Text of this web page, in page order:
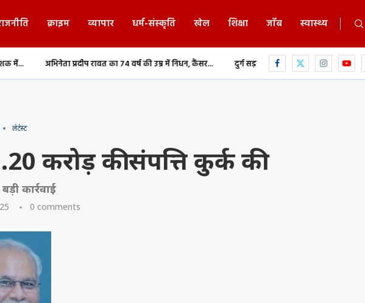
क्राइम व्यापार धर्म-संस्कृति खेल शिक्षा जॉब स्वास्थ्य
रावत का 74 वर्ष की उम्र में निधन, कैंसर... दुर्ग सड़क हादसा: अज्ञात वाहन की टक्कर से युवक की मौत,...
लेटेस्ट
करोड़ की संपत्ति कुर्क की
कार्रवाई
0 comments